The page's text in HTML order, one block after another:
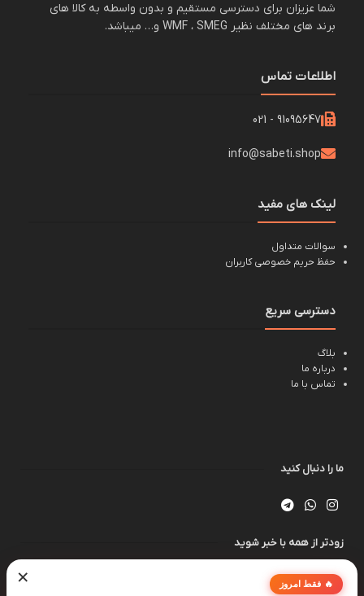
شما عزیزان برای دسترسی مستقیم و بدون واسطه به کالا های
برند های مختلف نظیر WMF ، SMEG و… میباشد.
اطلاعات تماس
91095647 - 021
info@sabeti.shop
لینک های مفید
سوالات متداول
حفظ حریم خصوصی کاربران
دسترسی سریع
بلاگ
درباره ما
تماس با ما
ما را دنبال کنید
زودتر از همه با خبر شوید
× 🔥 فقط امروز